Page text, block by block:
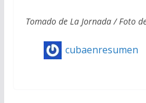
Tomado de La Jornada / Foto
cubaenresumen